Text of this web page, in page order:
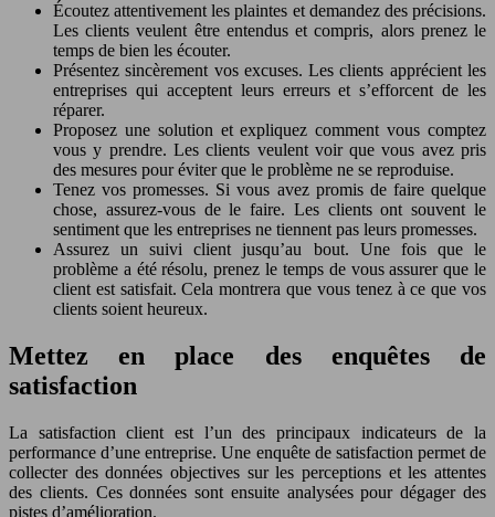
Écoutez attentivement les plaintes et demandez des précisions.
Les clients veulent être entendus et compris, alors prenez le
temps de bien les écouter.
Présentez sincèrement vos excuses. Les clients apprécient les
entreprises qui acceptent leurs erreurs et s’efforcent de les
réparer.
Proposez une solution et expliquez comment vous comptez
vous y prendre. Les clients veulent voir que vous avez pris
des mesures pour éviter que le problème ne se reproduise.
Tenez vos promesses. Si vous avez promis de faire quelque
chose, assurez-vous de le faire. Les clients ont souvent le
sentiment que les entreprises ne tiennent pas leurs promesses.
Assurez un suivi client jusqu’au bout. Une fois que le
problème a été résolu, prenez le temps de vous assurer que le
client est satisfait. Cela montrera que vous tenez à ce que vos
clients soient heureux.
Mettez en place des enquêtes de
satisfaction
La satisfaction client est l’un des principaux indicateurs de la
performance d’une entreprise. Une enquête de satisfaction permet de
collecter des données objectives sur les perceptions et les attentes
des clients. Ces données sont ensuite analysées pour dégager des
pistes d’amélioration.